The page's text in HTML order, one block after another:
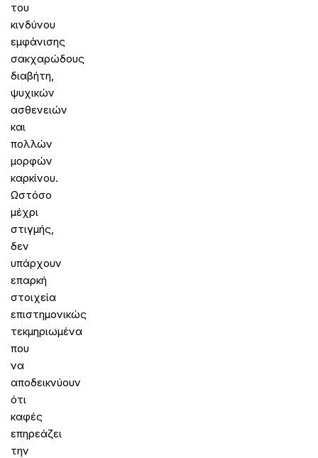
του
κινδύνου
εμφάνισης
σακχαρώδους
διαβήτη,
ψυχικών
ασθενειών
και
πολλών
μορφών
καρκίνου.
Ωστόσο
μέχρι
στιγμής,
δεν
υπάρχουν
επαρκή
στοιχεία
επιστημονικώς
τεκμηριωμένα
που
να
αποδεικνύουν
ότι
καφές
επηρεάζει
την